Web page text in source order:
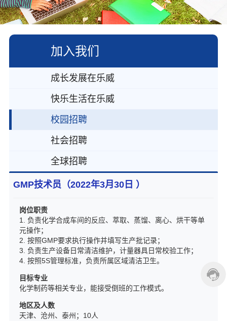
加入我们
联系我们
加入我们
成长发展在乐威
快乐生活在乐威
校园招聘
社会招聘
全球招聘
GMP技术员（2022年3月30日 ）
岗位职责
1. 负责化学合成车间的反应、萃取、蒸馏、离心、烘干等单
元操作；
2. 按照GMP要求执行操作并填写生产批记录；
3. 负责生产设备日常清洁维护，计量器具日常校验工作；
4. 按照5S管理标准，负责所属区域清洁卫生。
目标专业
化学制药等相关专业，能接受倒班的工作模式。
地区及人数
天津、沧州、泰州；10人